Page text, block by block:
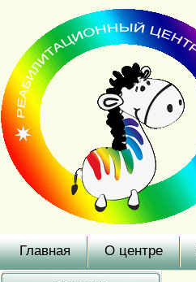
Главная О центре